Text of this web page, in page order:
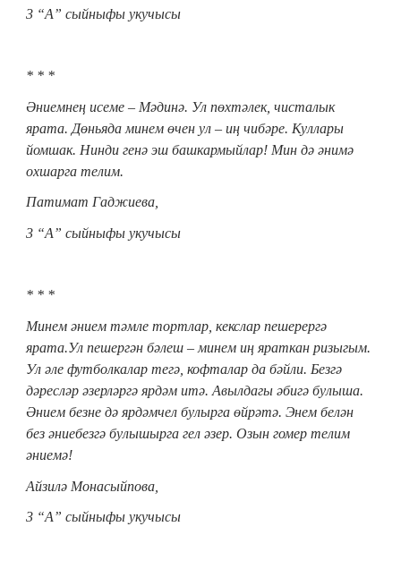
3 “А” сыйныфы укучысы
* * *
Әниемнең исеме – Мәдинә. Ул пөхтәлек, чисталык
ярата. Дөньяда минем өчен ул – иң чибәре. Куллары
йомшак. Нинди генә эш башкармыйлар! Мин дә әнимә
охшарга телим.
Патимат Гаджиева,
3 “А” сыйныфы укучысы
* * *
Минем әнием тәмле тортлар, кекслар пешерергә
ярата.Ул пешергән бәлеш – минем иң яраткан ризыгым.
Ул әле футболкалар тегә, кофталар да бәйли. Безгә
дәресләр әзерләргә ярдәм итә. Авылдагы әбигә булыша.
Әнием безне дә ярдәмчел булырга өйрәтә. Энем белән
без әниебезгә булышырга гел әзер. Озын гомер телим
әниемә!
Айзилә Монасыйпова,
3 “А” сыйныфы укучысы